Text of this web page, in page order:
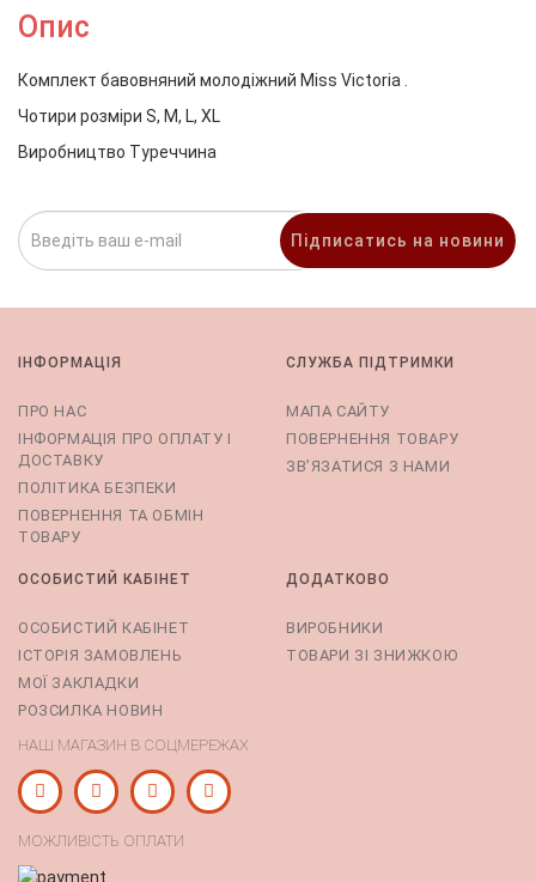
Опис
Комплект бавовняний молодіжний Miss Victoria .
Чотири розміри S, M, L, XL
Виробництво Туреччина
Підписатись на новини
ІНФОРМАЦІЯ
ПРО НАС
ІНФОРМАЦІЯ ПРО ОПЛАТУ І
ДОСТАВКУ
ПОЛІТИКА БЕЗПЕКИ
ПОВЕРНЕННЯ ТА ОБМІН
ТОВАРУ
СЛУЖБА ПІДТРИМКИ
МАПА САЙТУ
ПОВЕРНЕННЯ ТОВАРУ
ЗВ’ЯЗАТИСЯ З НАМИ
ОСОБИСТИЙ КАБІНЕТ
ОСОБИСТИЙ КАБІНЕТ
ІСТОРІЯ ЗАМОВЛЕНЬ
МОЇ ЗАКЛАДКИ
РОЗСИЛКА НОВИН
ДОДАТКОВО
ВИРОБНИКИ
ТОВАРИ ЗІ ЗНИЖКОЮ
НАШ МАГАЗИН В СОЦМЕРЕЖАХ
МОЖЛИВІСТЬ ОПЛАТИ